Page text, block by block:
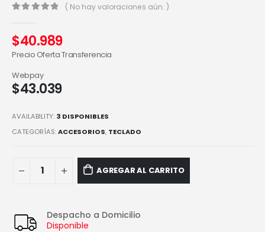
( No hay valoraciones aún. )
$40.989
Precio Oferta Transferencia
$43.039
Webpay
AVAILABILITY: 3 DISPONIBLES
CATEGORÍAS:ACCESORIOS, TECLADO
AGREGAR AL CARRITO
Despacho a Domicilio
Disponible